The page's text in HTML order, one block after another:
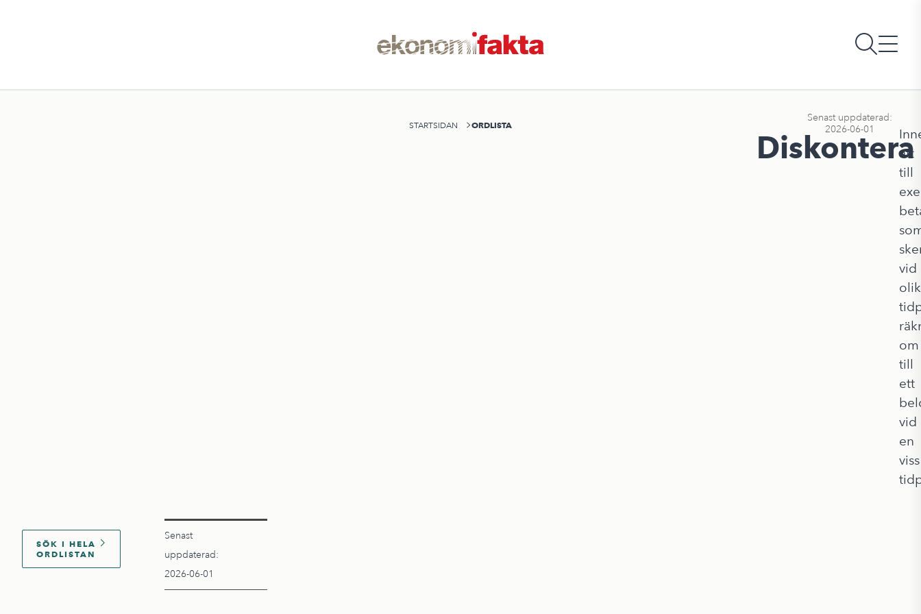
STARTSIDAN ORDLISTA
Diskontera
Senast uppdaterad:
2026-06-01
att
till
vid
om
till
ett
vid
en
viss
SÖK I HELA
ORDLISTAN
Senast
uppdaterad:
2026-06-01